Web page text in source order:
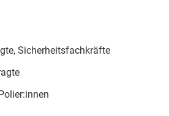
Sicherheitsfachkräfte